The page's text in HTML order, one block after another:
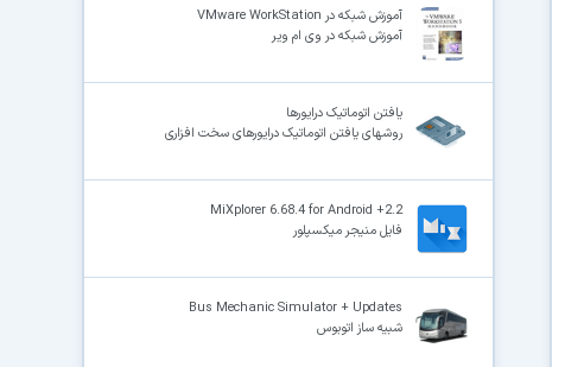
آموزش شبکه در VMware WorkStation
آموزش شبکه در وی ام ویر
یافتن اتوماتیک درایورها
روشهای یافتن اتوماتیک درایورهای سخت افزاری
MiXplorer 6.68.4 for Android +2.2
فایل منیجر میکسپلور
Bus Mechanic Simulator + Updates
شبیه ساز اتوبوس